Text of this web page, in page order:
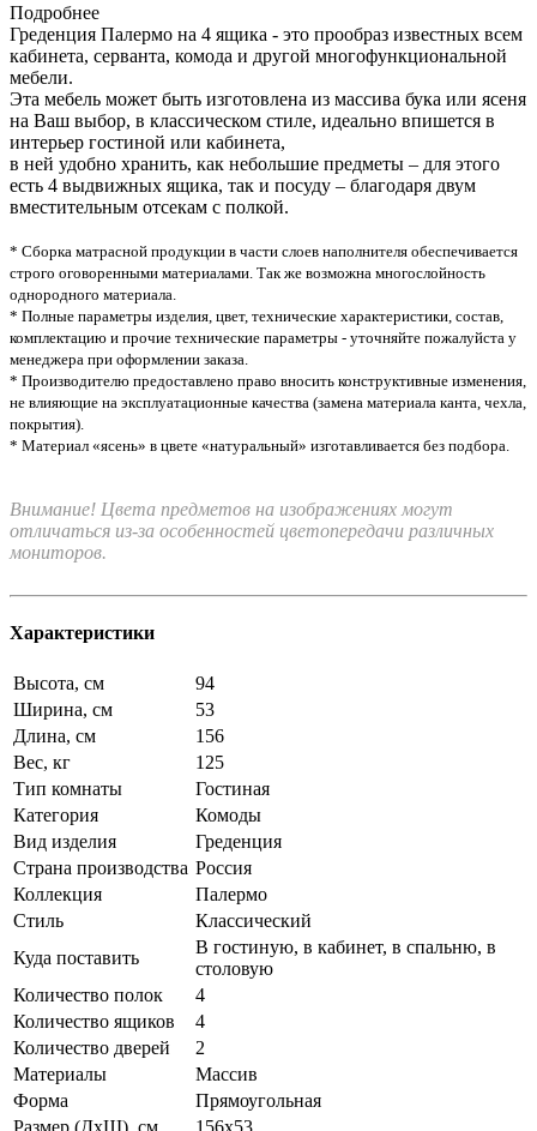
Подробнее
Греденция Палермо на 4 ящика - это прообраз известных всем
кабинета, серванта, комода и другой многофункциональной
мебели.
Эта мебель может быть изготовлена из массива бука или ясеня
на Ваш выбор, в классическом стиле, идеально впишется в
интерьер гостиной или кабинета,
в ней удобно хранить, как небольшие предметы – для этого
есть 4 выдвижных ящика, так и посуду – благодаря двум
вместительным отсекам с полкой.
* Сборка матрасной продукции в части слоев наполнителя обеспечивается
строго оговоренными материалами. Так же возможна многослойность
однородного материала.
* Полные параметры изделия, цвет, технические характеристики, состав,
комплектацию и прочие технические параметры - уточняйте пожалуйста у
менеджера при оформлении заказа.
* Производителю предоставлено право вносить конструктивные изменения,
не влияющие на эксплуатационные качества (замена материала канта, чехла,
покрытия).
* Материал «ясень» в цвете «натуральный» изготавливается без подбора.
Внимание! Цвета предметов на изображениях могут
отличаться из-за особенностей цветопередачи различных
мониторов.
Характеристики
Высота, см
94
Ширина, см
53
Длина, см
156
Вес, кг
125
Тип комнаты
Гостиная
Категория
Комоды
Вид изделия
Греденция
Страна производства Россия
Коллекция
Палермо
Стиль
Классический
Куда поставить
В гостиную, в кабинет, в спальню, в
столовую
Количество полок
4
Количество ящиков
4
Количество дверей
2
Материалы
Массив
Форма
Прямоугольная